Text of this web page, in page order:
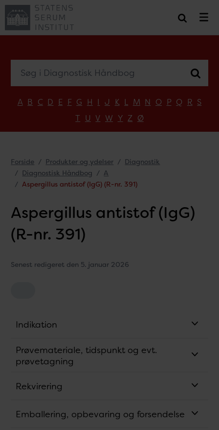
A B C D E F G H I J K L M N O P Q R S
T U V W Y Z Ø
Forside Produkter og ydelser
Diagnostik
Diagnostisk Håndbog
A
Aspergillus antistof (IgG) (R-nr. 391)
Aspergillus antistof (IgG)
(R-nr. 391)
Senest redigeret den 5. januar 2026
Indikation
Prøvemateriale, tidspunkt og evt.
prøvetagning
Rekvirering
Emballering, opbevaring og forsendelse